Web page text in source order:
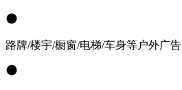
路牌/楼宇/橱窗/电梯/车身等户外广告